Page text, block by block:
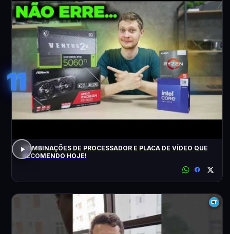
11
COMBINAÇÕES DE PROCESSADOR E PLACA DE VÍDEO QUE
RECOMENDO HOJE!